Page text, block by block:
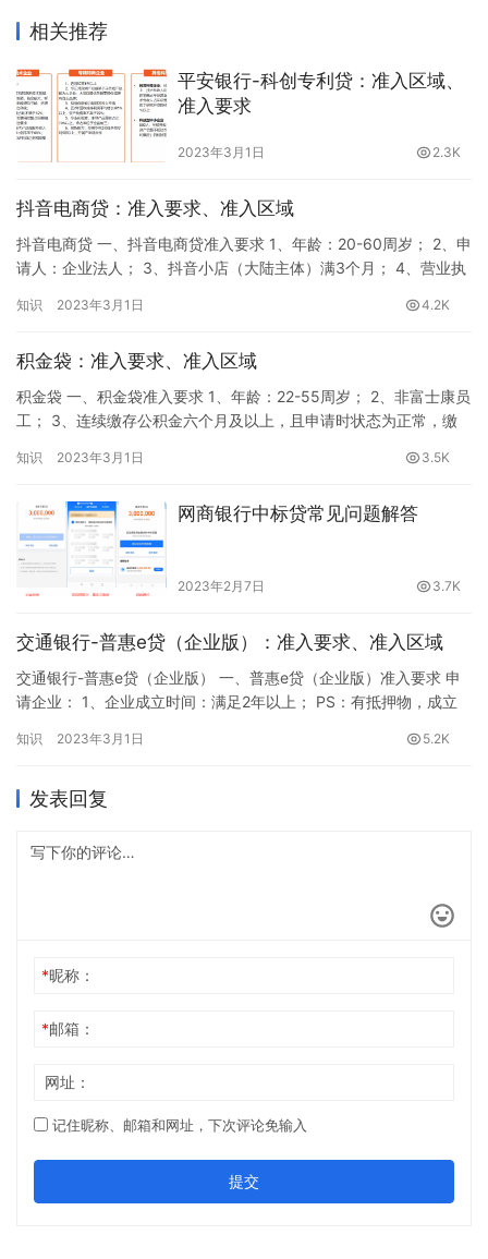
相关推荐
平安银行-科创专利贷：准入区域、
准入要求
2023年3月1日 2.3K
抖音电商贷：准入要求、准入区域
抖音电商贷 一、抖音电商贷准入要求 1、年龄：20-60周岁； 2、申
请人：企业法人； 3、抖音小店（大陆主体）满3个月； 4、营业执
万； 6、小店综合评分不低于4.2； 7、近6个月退货率不超过
术品）。 二、抖音电商贷准入区域 全国…
知识 2023年3月1日 4.2K
积金袋：准入要求、准入区域
积金袋 一、积金袋准入要求 1、年龄：22-55周岁； 2、非富士康员
工； 3、连续缴存公积金六个月及以上，且申请时状态为正常，缴
上，且申请时状态为正常，缴纳基数建议3000元人民币及以上。
海、宁夏）
知识 2023年3月1日 3.5K
网商银行中标贷常见问题解答
2023年2月7日 3.7K
交通银行-普惠e贷（企业版）：准入要求、准入区域
交通银行-普惠e贷（企业版） 一、普惠e贷（企业版）准入要求 申
请企业： 1、企业成立时间：满足2年以上； PS：有抵押物，成立
评价等级在B级(含)以上; 3、年均缴纳增值税或营业税在5万元人民
企业所得税; 4、申请企业不得在交行有在途授…
知识 2023年3月1日 5.2K
发表回复
*昵称：
*邮箱：
网址：
记住昵称、邮箱和网址，下次评论免输入
提交